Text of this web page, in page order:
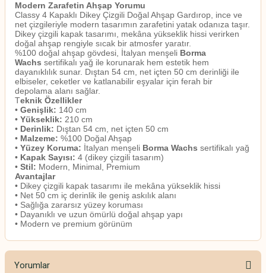
Modern Zarafetin Ahşap Yorumu
Classy 4 Kapaklı Dikey Çizgili Doğal Ahşap Gardırop, ince ve
net çizgileriyle modern tasarımın zarafetini yatak odanıza taşır.
Dikey çizgili kapak tasarımı, mekâna yükseklik hissi verirken
doğal ahşap rengiyle sıcak bir atmosfer yaratır.
%100 doğal ahşap gövdesi, İtalyan menşeli Borma
Wachs sertifikalı yağ ile korunarak hem estetik hem
dayanıklılık sunar. Dıştan 54 cm, net içten 50 cm derinliği ile
elbiseler, ceketler ve katlanabilir eşyalar için ferah bir
depolama alanı sağlar.
Teknik Özellikler
• Genişlik: 140 cm
• Yükseklik: 210 cm
• Derinlik: Dıştan 54 cm, net içten 50 cm
• Malzeme: %100 Doğal Ahşap
• Yüzey Koruma: İtalyan menşeli Borma Wachs sertifikalı yağ
• Kapak Sayısı: 4 (dikey çizgili tasarım)
• Stil: Modern, Minimal, Premium
Avantajlar
• Dikey çizgili kapak tasarımı ile mekâna yükseklik hissi
• Net 50 cm iç derinlik ile geniş askılık alanı
• Sağlığa zararsız yüzey koruması
• Dayanıklı ve uzun ömürlü doğal ahşap yapı
• Modern ve premium görünüm
Yorumlar